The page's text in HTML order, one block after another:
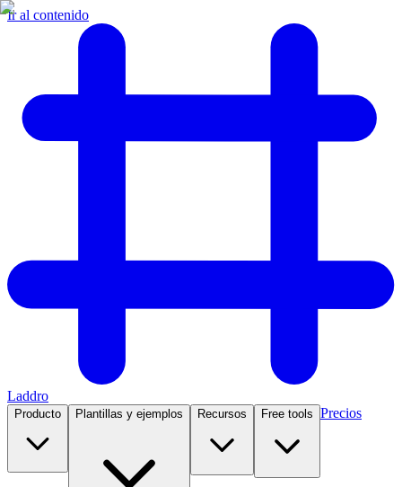
Ir al contenido
Laddro
Producto Plantillas y ejemplos Recursos Free tools Precios